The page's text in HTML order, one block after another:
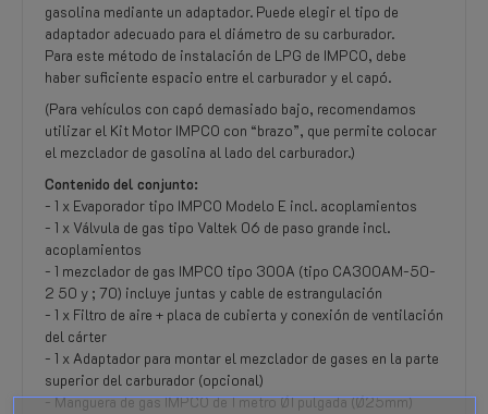
gasolina mediante un adaptador. Puede elegir el tipo de
adaptador adecuado para el diámetro de su carburador.
Para este método de instalación de LPG de IMPCO, debe
haber suficiente espacio entre el carburador y el capó.
(Para vehículos con capó demasiado bajo, recomendamos
utilizar el Kit Motor IMPCO con “brazo”, que permite colocar
el mezclador de gasolina al lado del carburador.)
Contenido del conjunto:
- 1 x Evaporador tipo IMPCO Modelo E incl. acoplamientos
- 1 x Válvula de gas tipo Valtek 06 de paso grande incl.
acoplamientos
- 1 mezclador de gas IMPCO tipo 300A (tipo CA300AM-50-
2 50 y ; 70) incluye juntas y cable de estrangulación
- 1 x Filtro de aire + placa de cubierta y conexión de ventilación
del cárter
- 1 x Adaptador para montar el mezclador de gases en la parte
superior del carburador (opcional)
- Manguera de gas IMPCO de 1 metro Ø1 pulgada (Ø25mm)